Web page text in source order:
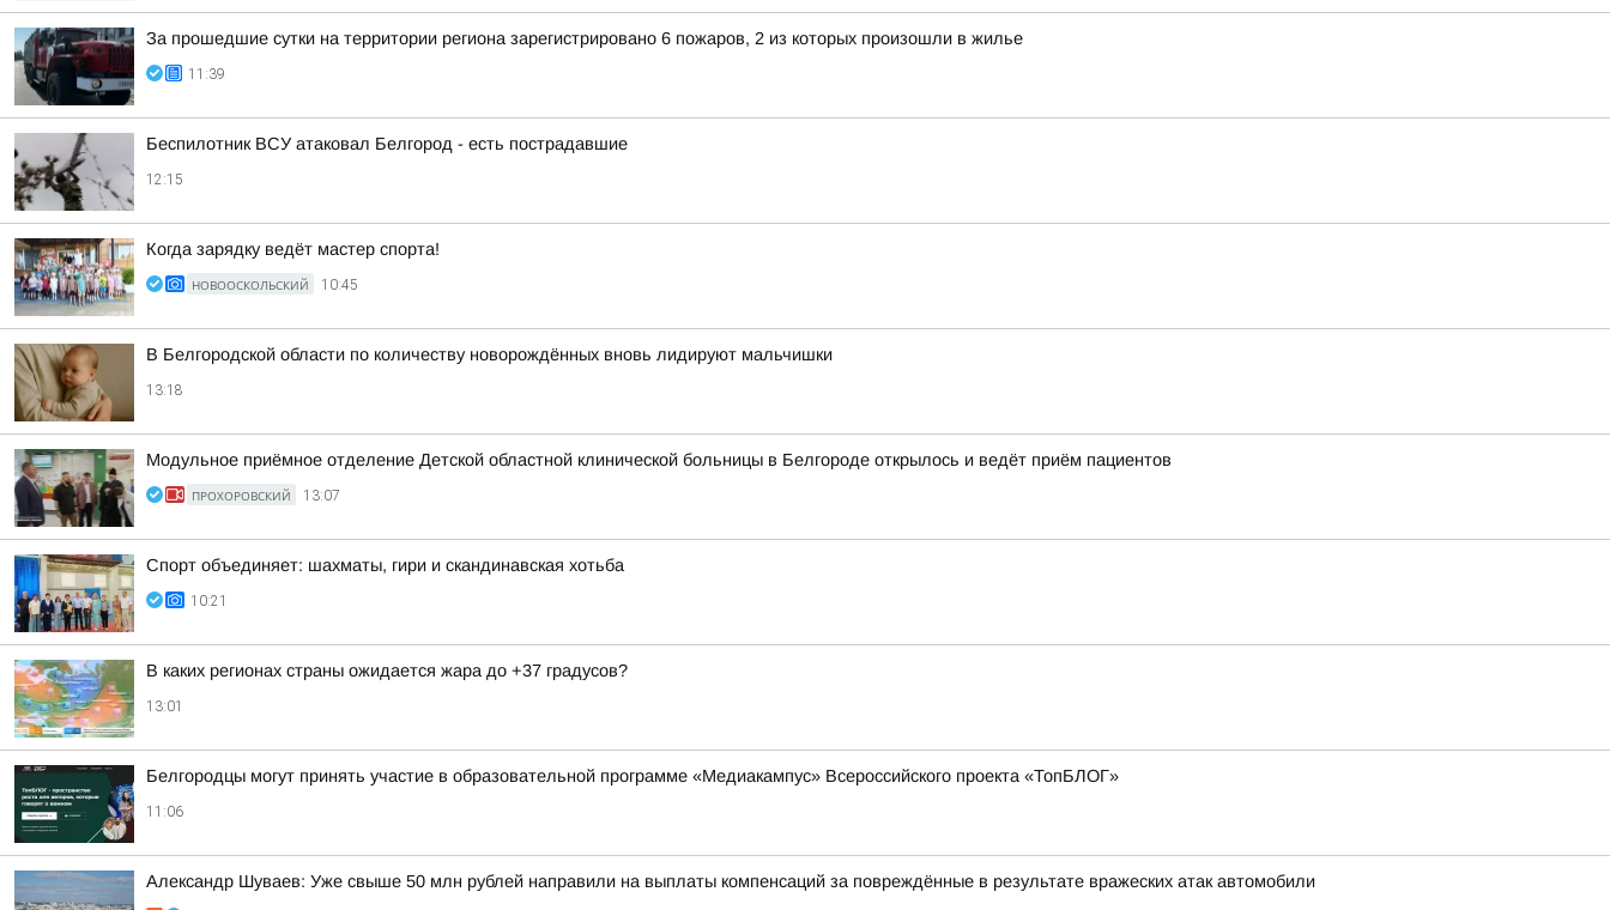
За прошедшие сутки на территории региона зарегистрировано 6 пожаров, 2 из которых произошли в жилье
11:39
Беспилотник ВСУ атаковал Белгород - есть пострадавшие
12:15
Когда зарядку ведёт мастер спорта!
НОВООСКОЛЬСКИЙ 10:45
В Белгородской области по количеству новорождённых вновь лидируют мальчишки
13:18
Модульное приёмное отделение Детской областной клинической больницы в Белгороде открылось и ведёт приём пациентов
ПРОХОРОВСКИЙ 13:07
Спорт объединяет: шахматы, гири и скандинавская хотьба
10:21
В каких регионах страны ожидается жара до +37 градусов?
13:01
Белгородцы могут принять участие в образовательной программе «Медиакампус» Всероссийского проекта «ТопБЛОГ»
11:06
Александр Шуваев: Уже свыше 50 млн рублей направили на выплаты компенсаций за повреждённые в результате вражеских атак автомобили